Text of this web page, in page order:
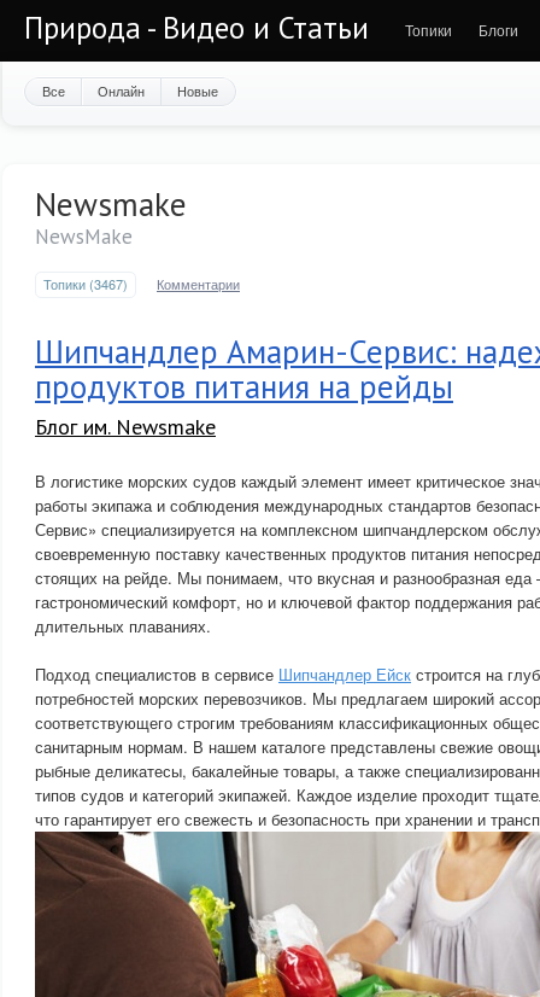
Природа - Видео и Статьи Топики Блоги
Все Онлайн Новые
Newsmake
NewsMake
Топики (3467) Комментарии
Шипчандлер Амарин-Сервис:
продуктов питания на рейды
Блог им. Newsmake
В логистике морских судов каждый элемент имеет критическое
работы экипажа и соблюдения международных стандартов
Сервис» специализируется на комплексном шипчандлерском
своевременную поставку качественных продуктов питания
стоящих на рейде. Мы понимаем, что вкусная и разнообразная еда
гастрономический комфорт, но и ключевой фактор поддержания
длительных плаваниях.
Подход специалистов в сервисе Шипчандлер Ейск строится на
потребностей морских перевозчиков. Мы предлагаем широкий
соответствующего строгим требованиям классификационных
санитарным нормам. В нашем каталоге представлены свежие
рыбные деликатесы, бакалейные товары, а также
типов судов и категорий экипажей. Каждое изделие проходит
что гарантирует его свежесть и безопасность при хранении и